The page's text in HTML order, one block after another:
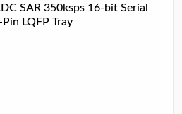
SAR 350ksps 16-bit Serial
LQFP Tray